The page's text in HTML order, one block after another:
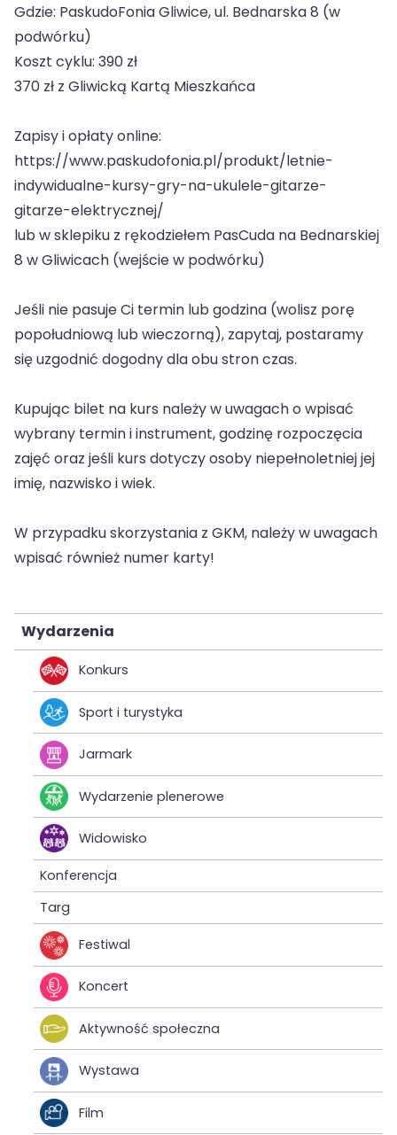
Gdzie: PaskudoFonia Gliwice, ul. Bednarska 8 (w
podwórku)
Koszt cyklu: 390 zł
370 zł z Gliwicką Kartą Mieszkańca
Zapisy i opłaty online:
https://www.paskudofonia.pl/produkt/letnie-
indywidualne-kursy-gry-na-ukulele-gitarze-
gitarze-elektrycznej/
lub w sklepiku z rękodziełem PasCuda na Bednarskiej
8 w Gliwicach (wejście w podwórku)
Jeśli nie pasuje Ci termin lub godzina (wolisz porę
popołudniową lub wieczorną), zapytaj, postaramy
się uzgodnić dogodny dla obu stron czas.
Kupując bilet na kurs należy w uwagach o wpisać
wybrany termin i instrument, godzinę rozpoczęcia
zajęć oraz jeśli kurs dotyczy osoby niepełnoletniej jej
imię, nazwisko i wiek.
W przypadku skorzystania z GKM, należy w uwagach
wpisać również numer karty!
Wydarzenia
Konkurs
Sport i turystyka
Jarmark
Wydarzenie plenerowe
Widowisko
Konferencja
Targ
Festiwal
Koncert
Aktywność społeczna
Wystawa
Film